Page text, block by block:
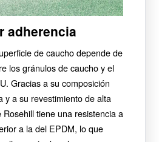
adherencia
de caucho depende de
los gránulos de caucho y el
Gracias a su composición
y a su revestimiento de alta
tiene una resistencia a
a la del EPDM, lo que